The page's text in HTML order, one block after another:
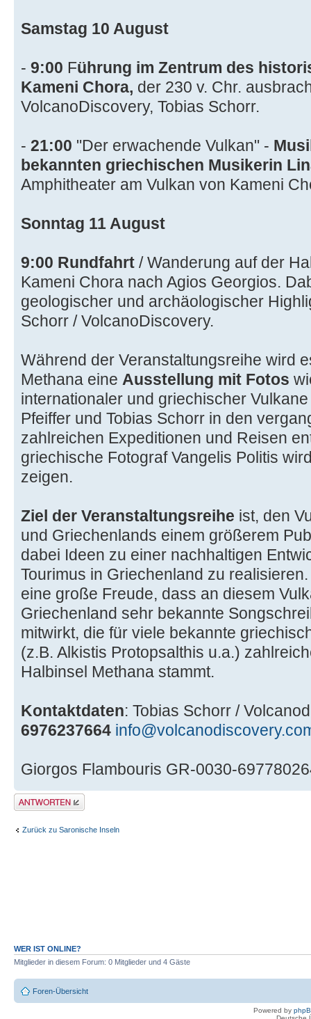
Samstag 10 August
- 9:00 Führung im Zentrum des
Kameni Chora, der 230 v. Chr.
VolcanoDiscovery, Tobias Schorr.
- 21:00 "Der erwachende Vulkan" -
bekannten griechischen Musikerin
Amphitheater am Vulkan von Kameni
Sonntag 11 August
9:00 Rundfahrt / Wanderung auf der
Kameni Chora nach Agios Georgios.
geologischer und archäologischer
Schorr / VolcanoDiscovery.
Während der Veranstaltungsreihe wird
Methana eine Ausstellung mit Fotos
internationaler und griechischer
Pfeiffer und Tobias Schorr in den
zahlreichen Expeditionen und Reisen
griechische Fotograf Vangelis Politis
zeigen.
Ziel der Veranstaltungsreihe ist, den
und Griechenlands einem größerem
dabei Ideen zu einer nachhaltigen
Tourimus in Griechenland zu
eine große Freude, dass an diesem
Griechenland sehr bekannte
mitwirkt, die für viele bekannte
(z.B. Alkistis Protopsalthis u.a.)
Halbinsel Methana stammt.
Kontaktdaten: Tobias Schorr /
6976237664
Giorgos Flambouris GR-0030-
Antwort erstellen
Zurück zu Saronische Inseln
WER IST ONLINE?
Mitglieder in diesem Forum: 0 Mitglieder und 4 Gäste
Foren-Übersicht
Powered by